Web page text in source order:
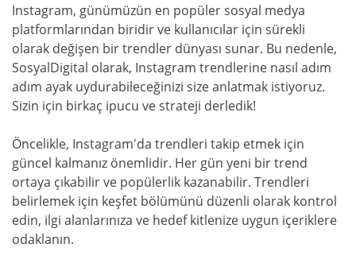
Instagram, günümüzün en popüler sosyal medya
platformlarından biridir ve kullanıcılar için sürekli
olarak değişen bir trendler dünyası sunar. Bu nedenle,
SosyalDigital olarak, Instagram trendlerine nasıl adım
adım ayak uydurabileceğinizi size anlatmak istiyoruz.
Sizin için birkaç ipucu ve strateji derledik!
Öncelikle, Instagram'da trendleri takip etmek için
güncel kalmanız önemlidir. Her gün yeni bir trend
ortaya çıkabilir ve popülerlik kazanabilir. Trendleri
belirlemek için keşfet bölümünü düzenli olarak kontrol
edin, ilgi alanlarınıza ve hedef kitlenize uygun içeriklere
odaklanın.